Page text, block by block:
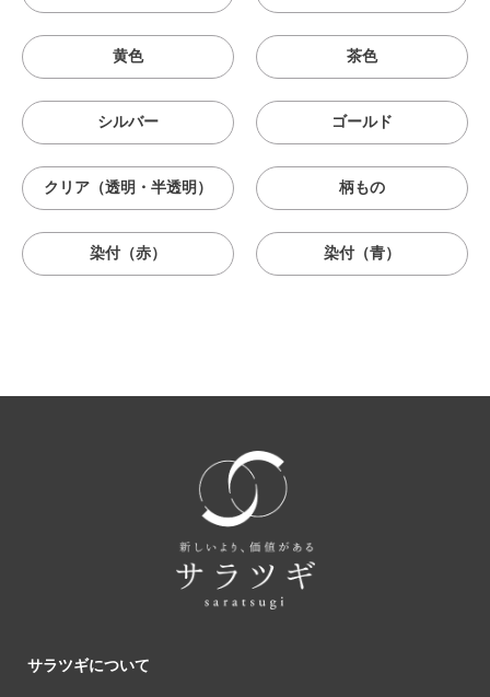
黄色 茶色
シルバー ゴールド
クリア（透明・半透明） 柄もの
染付（赤） 染付（青）
サラツギについて